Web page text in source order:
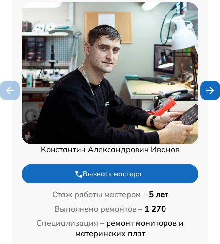
Константин Александрович Иванов
Вызвать мастера
Стаж работы мастером – 5 лет
Выполнено ремонтов – 1 270
Специализация – ремонт мониторов и
материнских плат